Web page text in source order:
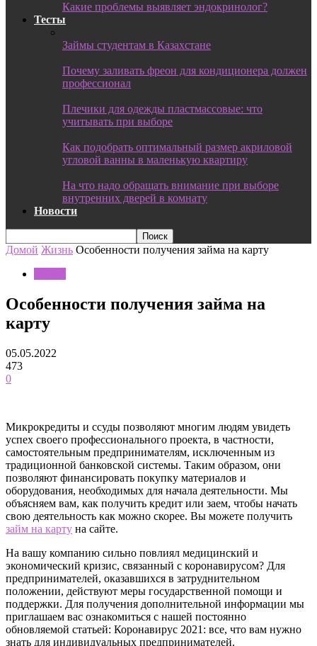
Какие проблемы выявляет эндокринолог?
Тесты
Займы студентам в Казахстане
Почему заливать фреон для кондиционера должен
профессионал
Плечики для одежды пластмассовые: что
учитывать при выборе
Как подобрать оптимальный размер акриловой
угловой ванны в маленькую квартиру
На что надо обращать внимание при выборе
внутренних дверей в комнату
Новости
Домой Жизнь Особенности получения займа на карту
Особенности получения займа на
карту
05.05.2022
473
0
Микрокредиты и ссуды позволяют многим людям увидеть
успех своего профессионального проекта, в частности,
самостоятельным предпринимателям, исключенным из
традиционной банковской системы. Таким образом, они
позволяют финансировать покупку материалов и
оборудования, необходимых для начала деятельности. Мы
объясняем вам, как получить кредит или заем, чтобы начать
свою деятельность как можно скорее. Вы можете получить
займ на карту на сайте.
На вашу компанию сильно повлиял медицинский и
экономический кризис, связанный с коронавирусом? Для
предпринимателей, оказавшихся в затруднительном
положении, действуют меры государственной помощи и
поддержки. Для получения дополнительной информации мы
приглашаем вас ознакомиться с нашей постоянно
обновляемой статьей: Коронавирус 2021: все, что вам нужно
знать для индивидуальных предпринимателей.